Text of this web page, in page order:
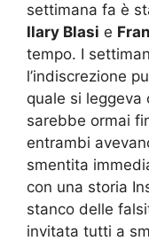
settimana fa è
Ilary Blasi e
tempo. I
l’indiscrezione
quale si
sarebbe ormai
entrambi
smentita
con una storia
stanco delle
invitata tutti a